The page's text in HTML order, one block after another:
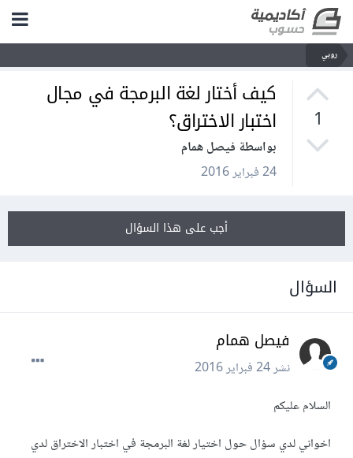
روبي
1
كيف أختار لغة البرمجة في مجال
اختبار الاختراق؟
بواسطة فيصل همام
24 فبراير 2016
أجب على هذا السؤال
السؤال
فيصل همام
نشر24 فبراير 2016
السلام عليكم
اخواني لدي سؤال حول اختيار لغة البرمجة في اختبار الاختراق لدي